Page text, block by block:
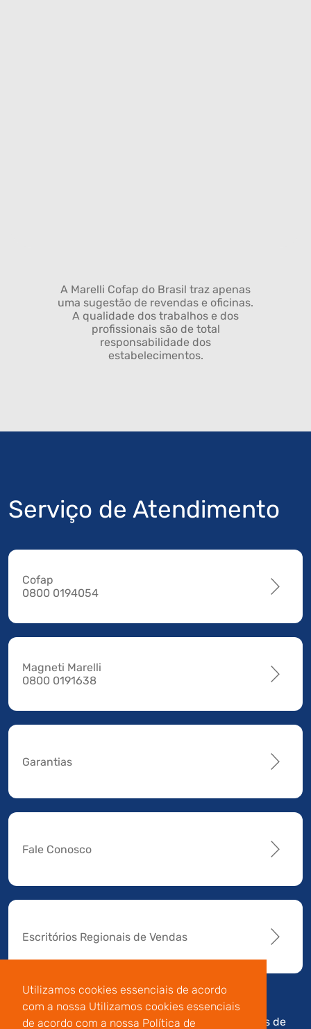
Utilizamos cookies essenciais de acordo
com a nossa Utilizamos cookies essenciais
de acordo com a nossa Política de
A Marelli Cofap do Brasil traz apenas
uma sugestão de revendas e oficinas.
A qualidade dos trabalhos e dos
profissionais são de total
responsabilidade dos
estabelecimentos.
Serviço de Atendimento
Cofap
0800 0194054
Magneti Marelli
0800 0191638
Garantias
Fale Conosco
Escritórios Regionais de Vendas
Av. Manoel da Nóbrega,
Termos de
Código de